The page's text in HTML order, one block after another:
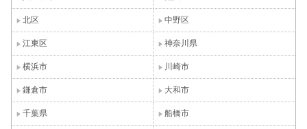
北区 中野区
江東区 神奈川県
横浜市 川崎市
鎌倉市 大和市
千葉県 船橋市